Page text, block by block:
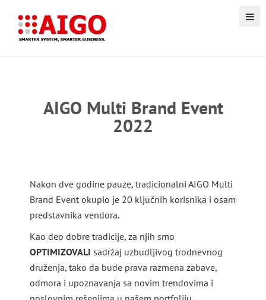
AIGO Multi Brand Event
2022
Nakon dve godine pauze, tradicionalni AIGO Multi
Brand Event okupio je 20 ključnih korisnika i osam
predstavnika vendora.
Kao deo dobre tradicije, za njih smo
OPTIMIZOVALI sadržaj uzbudljivog trodnevnog
druženja, tako da bude prava razmena zabave,
odmora i upoznavanja sa novim trendovima i